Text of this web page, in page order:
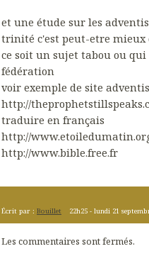
et une étude sur les
trinité c'est peut-etre mieux
ce soit un sujet tabou ou
fédération
voir exemple de site
http://
traduire en français
http://
http://www.bible.free.fr
Écrit par : Bouillet 22h25 -lundi 21
Les commentaires sont fermés.